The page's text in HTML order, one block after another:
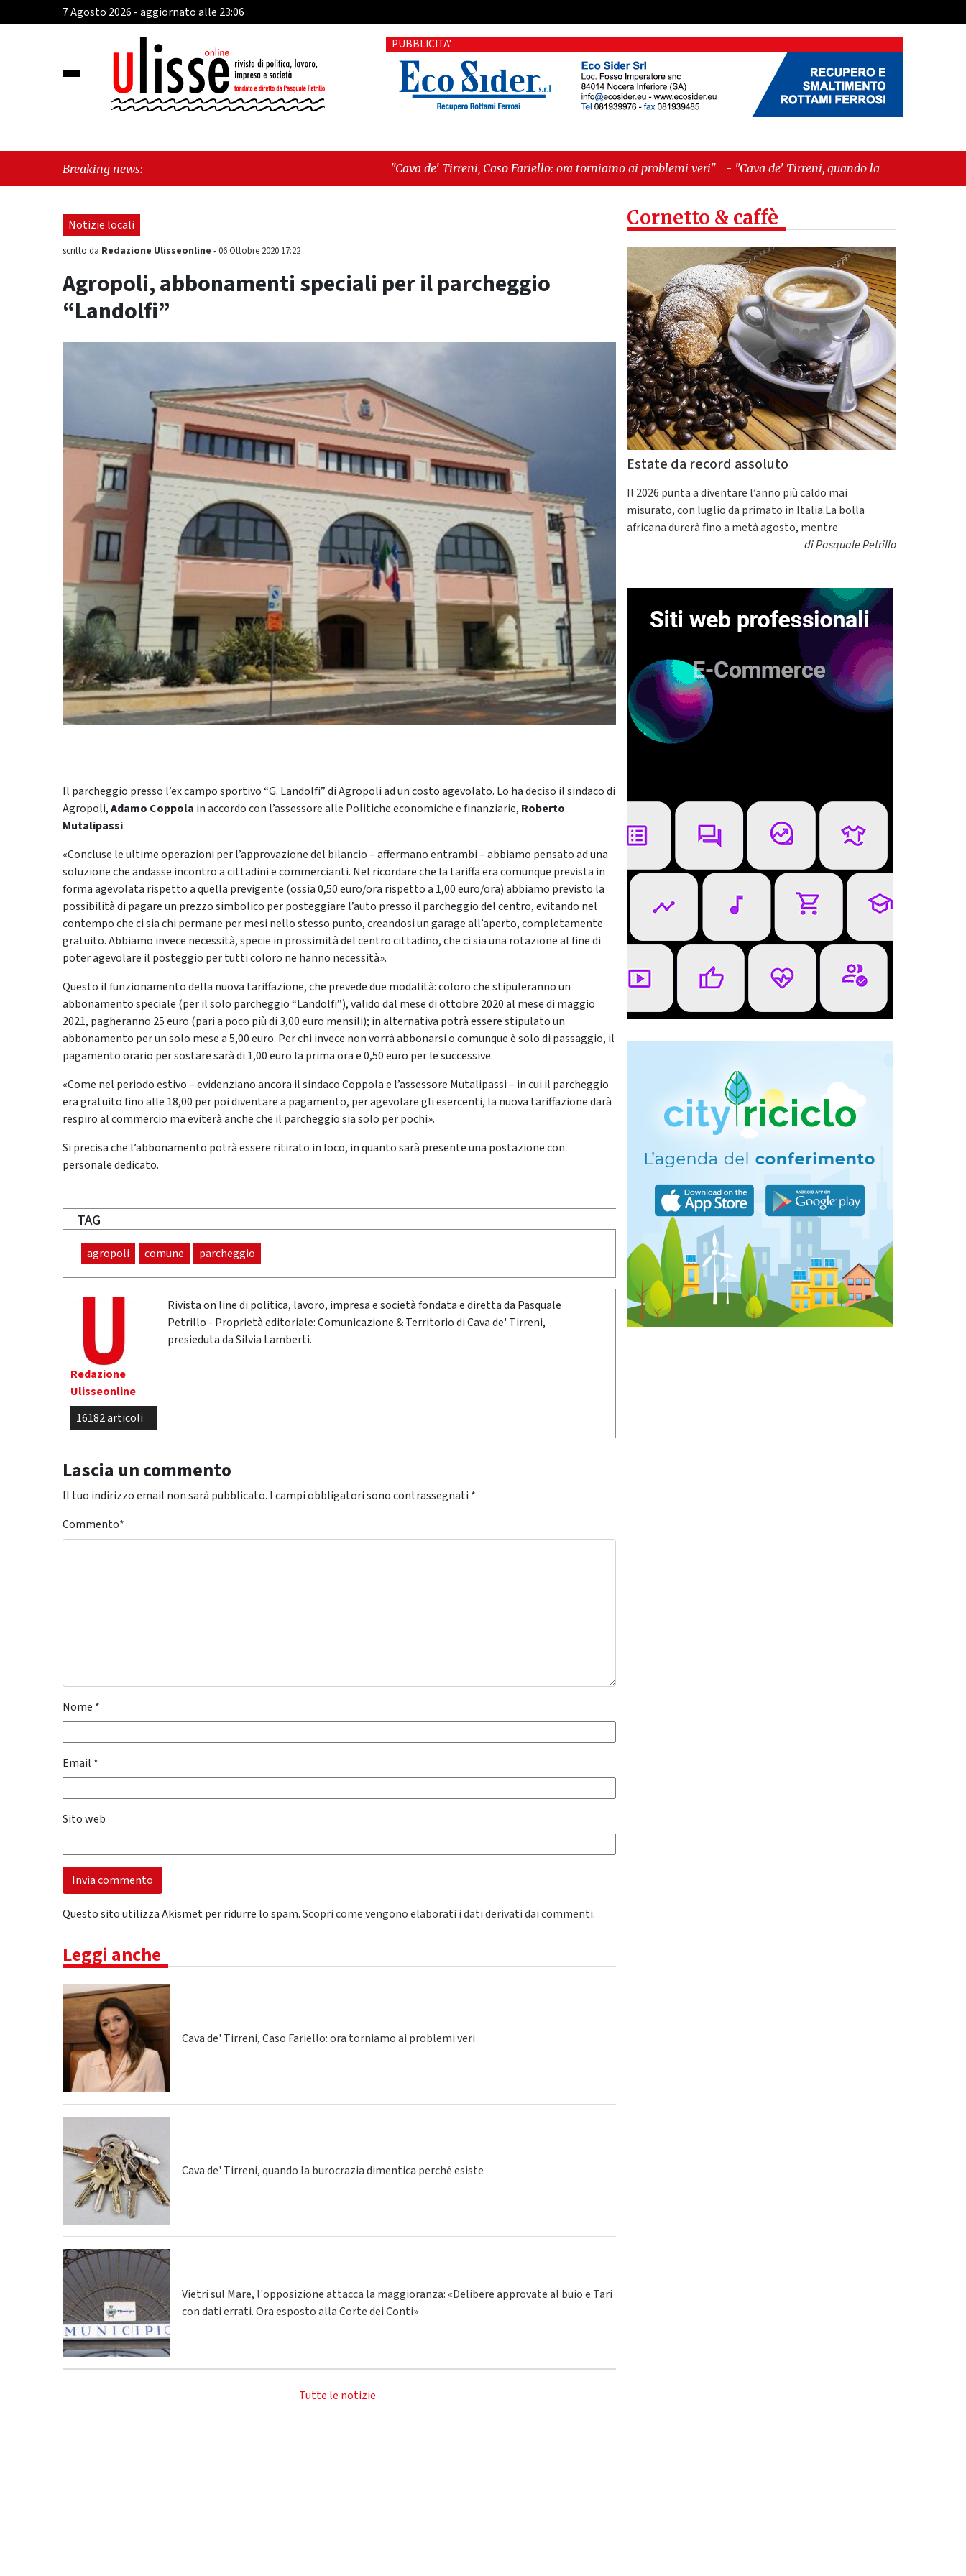
7 Agosto 2026 - aggiornato alle 23:06
PUBBLICITA'
Breaking news: "Cava de' Tirreni, Caso Fariello: ora torniamo ai problemi veri" -"Cava de' Tirreni, quando la burocrazia dimentica
perché esiste"
Notizie locali
scritto da Redazione Ulisseonline -06 Ottobre 2020 17:22
Agropoli, abbonamenti speciali per il parcheggio
“Landolfi”
Il parcheggio presso l’ex campo sportivo “G. Landolfi” di Agropoli ad un costo agevolato. Lo ha deciso il sindaco di
Agropoli,Adamo Coppola in accordo con l’assessore alle Politiche economiche e finanziarie, Roberto
Mutalipassi.
«Concluse le ultime operazioni per l’approvazione del bilancio – affermano entrambi – abbiamo pensato ad una
soluzione che andasse incontro a cittadini e commercianti. Nel ricordare che la tariffa era comunque prevista in
forma agevolata rispetto a quella previgente (ossia 0,50 euro/ora rispetto a 1,00 euro/ora) abbiamo previsto la
possibilità di pagare un prezzo simbolico per posteggiare l’auto presso il parcheggio del centro, evitando nel
contempo che ci sia chi permane per mesi nello stesso punto, creandosi un garage all’aperto, completamente
gratuito. Abbiamo invece necessità, specie in prossimità del centro cittadino, che ci sia una rotazione al fine di
poter agevolare il posteggio per tutti coloro ne hanno necessità».
Questo il funzionamento della nuova tariffazione, che prevede due modalità: coloro che stipuleranno un
abbonamento speciale (per il solo parcheggio “Landolfi”), valido dal mese di ottobre 2020 al mese di maggio
2021, pagheranno 25 euro (pari a poco più di 3,00 euro mensili); in alternativa potrà essere stipulato un
abbonamento per un solo mese a 5,00 euro. Per chi invece non vorrà abbonarsi o comunque è solo di passaggio, il
pagamento orario per sostare sarà di 1,00 euro la prima ora e 0,50 euro per le successive.
«Come nel periodo estivo – evidenziano ancora il sindaco Coppola e l’assessore Mutalipassi – in cui il parcheggio
era gratuito fino alle 18,00 per poi diventare a pagamento, per agevolare gli esercenti, la nuova tariffazione darà
respiro al commercio ma eviterà anche che il parcheggio sia solo per pochi».
Si precisa che l’abbonamento potrà essere ritirato in loco, in quanto sarà presente una postazione con
personale dedicato.
TAG
agropoli comune parcheggio
Redazione
Ulisseonline
16182 articoli
Rivista on line di politica, lavoro, impresa e società fondata e diretta da Pasquale
Petrillo - Proprietà editoriale: Comunicazione & Territorio di Cava de' Tirreni,
presieduta da Silvia Lamberti.
Lascia un commento
Il tuo indirizzo email non sarà pubblicato. I campi obbligatori sono contrassegnati *
Commento*
Nome *
Email *
Sito web
Questo sito utilizza Akismet per ridurre lo spam.Scopri come vengono elaborati i dati derivati dai commenti.
Leggi anche
Cava de' Tirreni, Caso Fariello: ora torniamo ai problemi veri
Cava de' Tirreni, quando la burocrazia dimentica perché esiste
Vietri sul Mare, l'opposizione attacca la maggioranza: «Delibere approvate al buio e Tari
con dati errati. Ora esposto alla Corte dei Conti»
Tutte le notizie
Cornetto & caffè
Estate da record assoluto
Il 2026 punta a diventare l’anno più caldo mai
misurato, con luglio da primato in Italia.La bolla
africana durerà fino a metà agosto, mentre
diPasquale Petrillo